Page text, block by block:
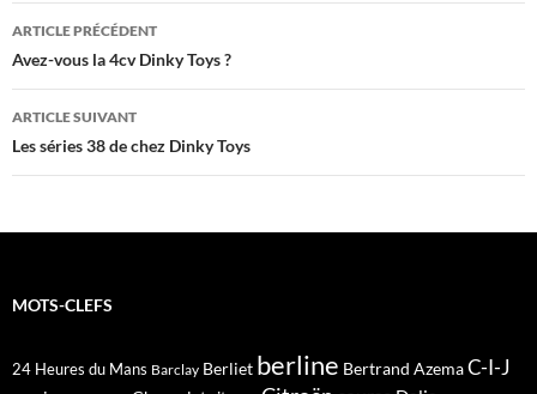
Navigation
des
articles
ARTICLE PRÉCÉDENT
Avez-vous la 4cv Dinky Toys ?
ARTICLE SUIVANT
Les séries 38 de chez Dinky Toys
MOTS-CLEFS
24 Heures du Mans Barclay Berliet berline Bertrand AzemaC-I-J